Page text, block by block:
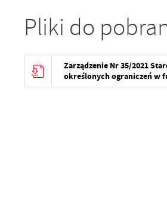
Pliki do
Zarządzenie Nr 35/2021
określonych ograniczeń w